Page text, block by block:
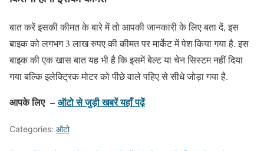
बात करें इसकी कीमत के बारे में तो आपकी जानकारी के लिए बता दें, इस
बाइक को लगभग 3 लाख रुपए की कीमत पर मार्केट में पेश किया गया है. इस
बाइक की एक खास बात यह भी है कि इसमें बेल्ट या चेन सिस्टम नहीं दिया
गया बल्कि इलेक्ट्रिक मोटर को पीछे वाले पहिए से सीधे जोड़ा गया है.
आपके लिए – ऑटो से जुड़ी खबरें यहाँ पढ़ें
Categories: ऑटो